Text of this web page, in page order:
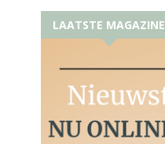
LAATSTE MAGAZINE